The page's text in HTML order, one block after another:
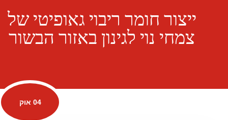
ייצור חומר ריבוי גאופיטי של
צמחי נוי לגינון באזור הבשור
04 אוק